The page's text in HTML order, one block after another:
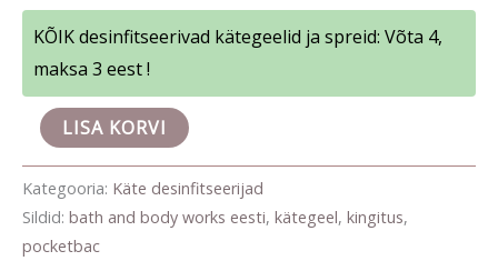
KÕIK desinfitseerivad kätegeelid ja spreid: Võta 4,
maksa 3 eest !
LISA KORVI
Kategooria: Käte desinfitseerijad
Sildid: bath and body works eesti, kätegeel, kingitus,
pocketbac